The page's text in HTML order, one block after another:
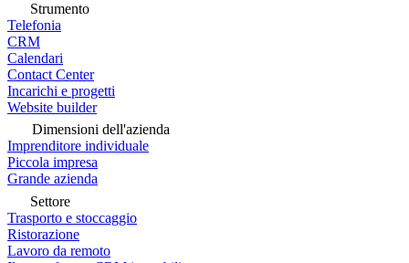
Strumento
Telefonia
CRM
Calendari
Contact Center
Incarichi e progetti
Website builder
Dimensioni dell'azienda
Imprenditore individuale
Piccola impresa
Grande azienda
Settore
Trasporto e stoccaggio
Ristorazione
Lavoro da remoto